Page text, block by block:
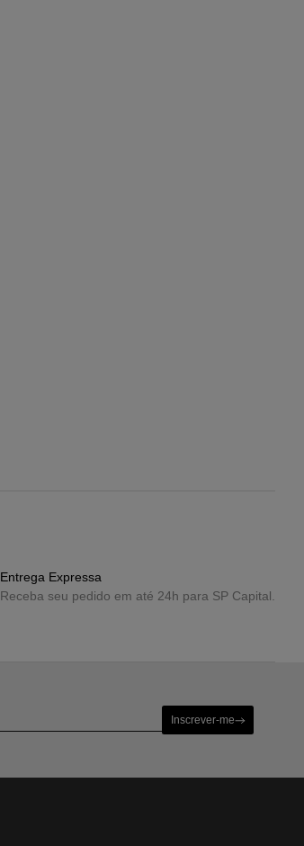
Entrega Expressa
Receba seu pedido em até 24h para SP Capital.
Inscrever-me